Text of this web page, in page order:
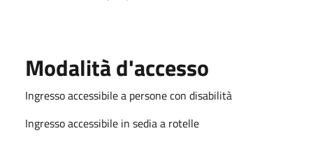
Modalità d'accesso
Ingresso accessibile a persone con disabilità
Ingresso accessibile in sedia a rotelle